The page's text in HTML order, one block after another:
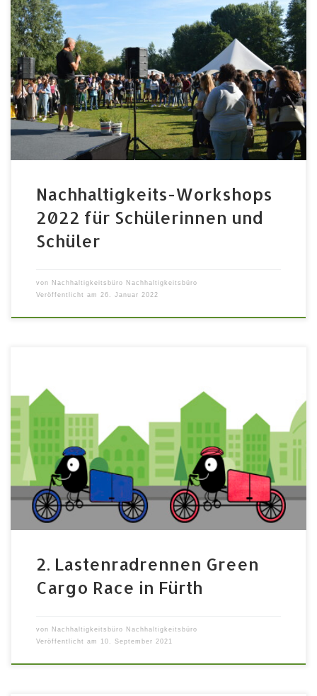
7. und 8. Juli 2022 auf dem Festivalgelände im Fürther
Stadtpark Schülerinnen und Schüler aus der 7.-10.
Klasse und allen Schularten sind eingeladen,
gemeinsam die Zukunft und nachhaltige Entwicklung
der Stadt zu diskutieren, entwickeln und erfahren. An
beiden Tagen stehen jeweils 13 Workshops zur
Auswahl. Ablauf Von 8:00 – 8:30 […]
Nachhaltigkeits-Workshops
2022 für Schülerinnen und
Schüler
von Nachhaltigkeitsbüro Nachhaltigkeitsbüro
Veröffentlicht am 26. Januar 2022
Samstag, 18. September 2021 12:00 – 17:00 Das zweite
Lastenradrennen in Fürth findet im Rahmen der
Europäischen Mobilitätswoche wieder auf der Fürther
Freiheit statt. Ein spielerischer Wettbewerb rund um
den Transport mit dem Lastenrad: Wer schafft es sein
Rad am geschicktesten zu beladen? Welche Familie
beweist sich bei der Familienstaffel? […]
2. Lastenradrennen Green
Cargo Race in Fürth
von Nachhaltigkeitsbüro Nachhaltigkeitsbüro
Veröffentlicht am
10. September 2021